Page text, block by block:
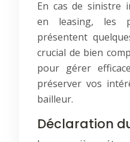
En cas de sinistre
en leasing, les
présentent
crucial de bien
pour gérer
préserver vos
bailleur.
Déclaration